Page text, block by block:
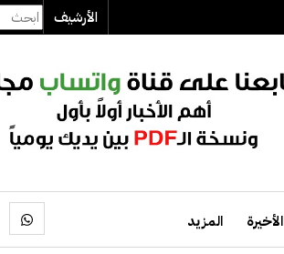
الأرشيف
الأخيرة المزيد